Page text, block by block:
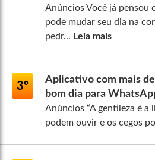
Anúncios Você já pensou
pode mudar seu dia na
pedr... Leia mais
3º
Aplicativo com mais
bom dia para
Anúncios “A gentileza é a
podem ouvir e os cegos